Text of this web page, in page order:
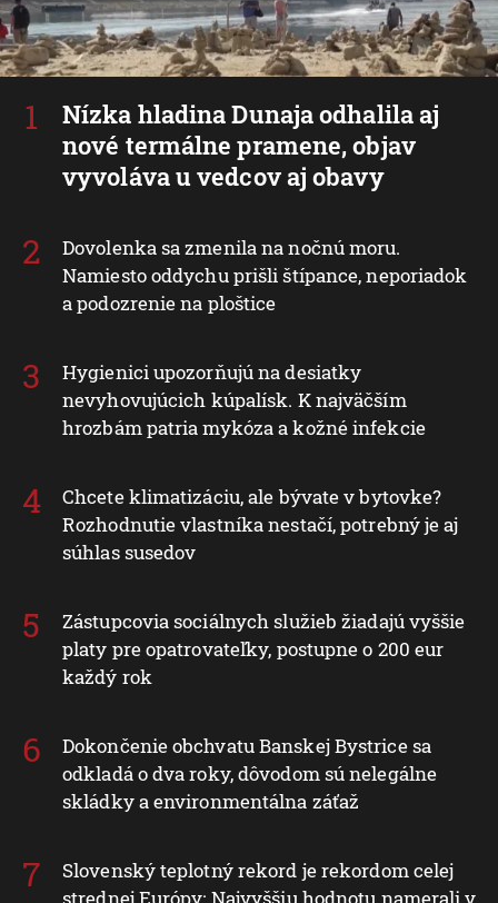
Nízka hladina Dunaja odhalila aj
nové termálne pramene, objav
vyvoláva u vedcov aj obavy
Dovolenka sa zmenila na nočnú moru.
Namiesto oddychu prišli štípance, neporiadok
a podozrenie na ploštice
Hygienici upozorňujú na desiatky
nevyhovujúcich kúpalísk. K najväčším
hrozbám patria mykóza a kožné infekcie
Chcete klimatizáciu, ale bývate v bytovke?
Rozhodnutie vlastníka nestačí, potrebný je aj
súhlas susedov
Zástupcovia sociálnych služieb žiadajú vyššie
platy pre opatrovateľky, postupne o 200 eur
každý rok
Dokončenie obchvatu Banskej Bystrice sa
odkladá o dva roky, dôvodom sú nelegálne
skládky a environmentálna záťaž
Slovenský teplotný rekord je rekordom celej